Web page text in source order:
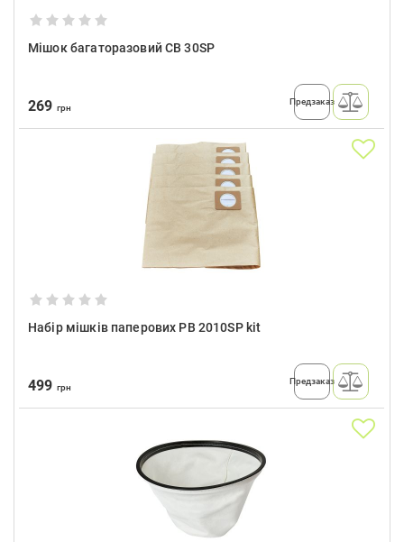
Мішок багаторазовий CB 30SP
269 грн
Предзаказ
Набір мішків паперових PB 2010SP kit
499 грн
Предзаказ